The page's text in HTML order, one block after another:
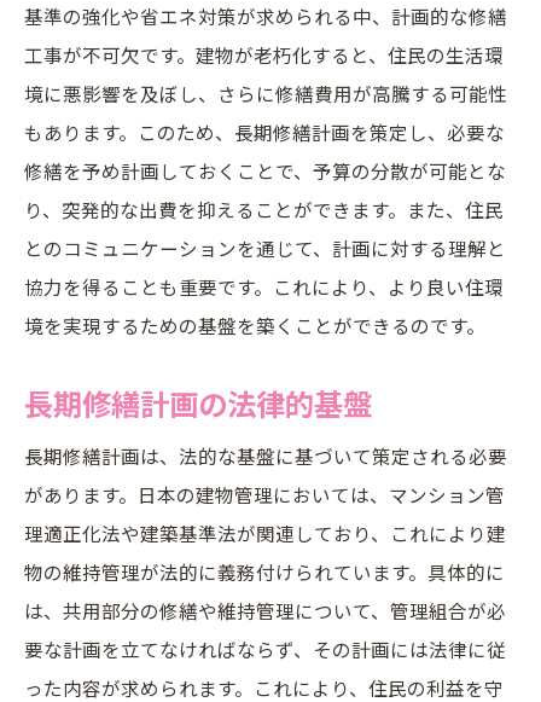
見積もり比較が鍵長期修繕計画の費用対効果を
最大化する方法
見積もり比較の重要性とその手法
費用対効果を高めるための業者選定方法
見積もりの精査におけるポイント
成功事例に基づく費用管理の手法
計画立案時に考慮すべき経済的要因
を円滑にする要素
透明性確保のための情報公開方法
信頼関係を構築するためのステップ
成功事例に見る透明性の効果
透明性が計画進行に与える影響
定期的な進捗報告の重要性
住民満足度を高める透明性戦略
基準の強化や省エネ対策が求められる中、計画的な修繕
工事が不可欠です。建物が老朽化すると、住民の生活環
境に悪影響を及ぼし、さらに修繕費用が高騰する可能性
もあります。このため、長期修繕計画を策定し、必要な
修繕を予め計画しておくことで、予算の分散が可能とな
り、突発的な出費を抑えることができます。また、住民
とのコミュニケーションを通じて、計画に対する理解と
協力を得ることも重要です。これにより、より良い住環
境を実現するための基盤を築くことができるのです。
長期修繕計画の法律的基盤
長期修繕計画は、法的な基盤に基づいて策定される必要
があります。日本の建物管理においては、マンション管
理適正化法や建築基準法が関連しており、これにより建
物の維持管理が法的に義務付けられています。具体的に
は、共用部分の修繕や維持管理について、管理組合が必
要な計画を立てなければならず、その計画には法律に従
った内容が求められます。これにより、住民の利益を守